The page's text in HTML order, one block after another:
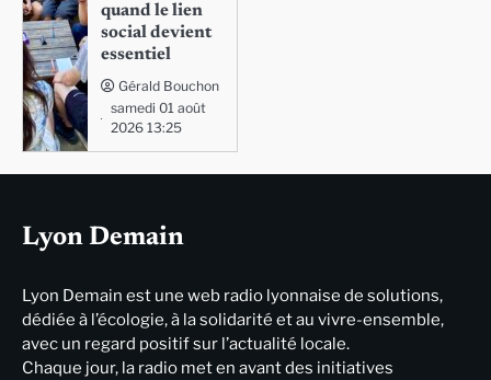
quand le lien
social devient
essentiel
Gérald Bouchon
samedi 01 août
2026 13:25
Lyon Demain
Lyon Demain est une web radio lyonnaise de solutions,
dédiée à l’écologie, à la solidarité et au vivre-ensemble,
avec un regard positif sur l’actualité locale.
Chaque jour, la radio met en avant des initiatives